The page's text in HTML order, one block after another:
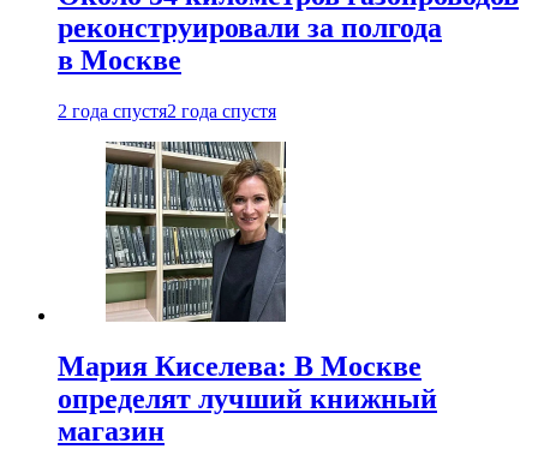
реконструировали за полгода
в Москве
2 года спустя2 года спустя
Мария Киселева: В Москве
определят лучший книжный
магазин